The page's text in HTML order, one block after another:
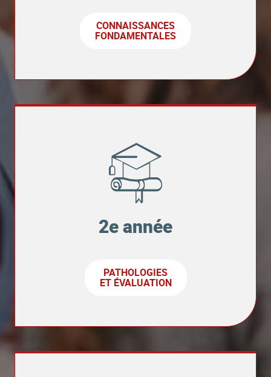
CONNAISSANCES
FONDAMENTALES
2e année
PATHOLOGIES
ET ÉVALUATION